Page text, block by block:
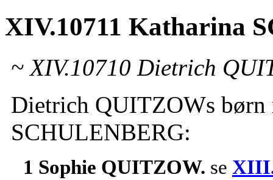
XIV.10711 Katharina
~ XIV.10710 Dietrich
Dietrich QUITZOWs børn
SCHULENBERG:
1 Sophie QUITZOW. se